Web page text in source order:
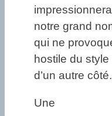
notre grand
qui ne
hostile du
d’un autre côté.
Une